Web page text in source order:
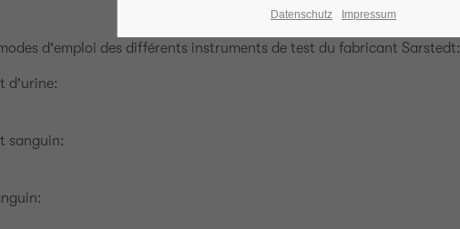
d'emploi des différents instruments de test du fabricant Sarstedt:
d'urine:
sanguin:
Datenschutz Impressum